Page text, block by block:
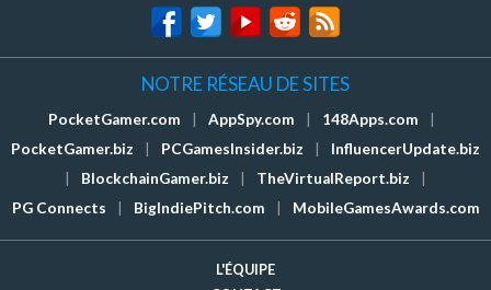
NOTRE RÉSEAU DE SITES
PocketGamer.com AppSpy.com 148Apps.com
PocketGamer.biz
PCGamesInsider.biz
InfluencerUpdate.biz
BlockchainGamer.biz TheVirtualReport.biz
PG Connects
BigIndiePitch.com MobileGamesAwards.com
L'ÉQUIPE